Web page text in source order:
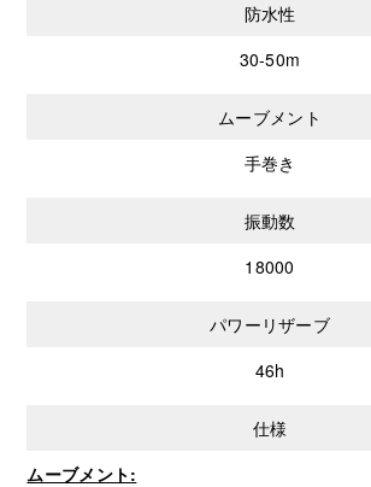
防水性
30-50m
ムーブメント
手巻き
振動数
18000
パワーリザーブ
46h
仕様
ムーブメント: